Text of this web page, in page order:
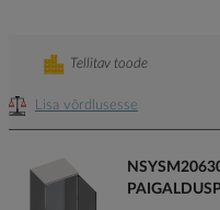
Lisa võrdlusesse
Tellitav toode